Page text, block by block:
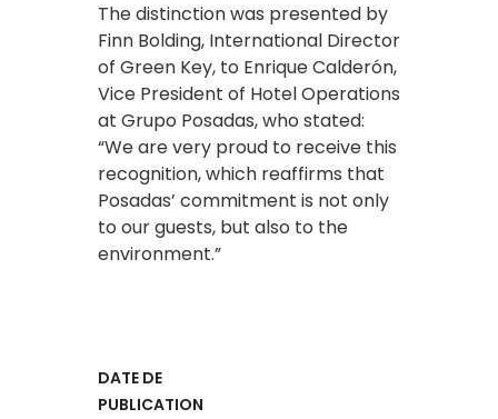
The distinction was presented by
Finn Bolding, International Director
of Green Key, to Enrique Calderón,
Vice President of Hotel Operations
at Grupo Posadas, who stated:
“We are very proud to receive this
recognition, which reaffirms that
Posadas’ commitment is not only
to our guests, but also to the
environment.”
DATE DE
PUBLICATION